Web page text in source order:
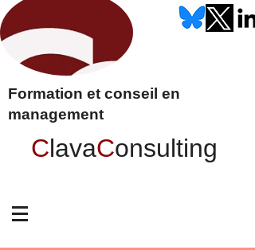
Formation et conseil en
management
ClavaConsulting